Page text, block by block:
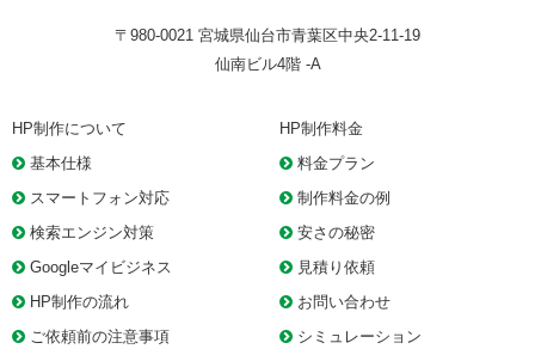
〒980-0021 宮城県仙台市青葉区中央2-11-19
仙南ビル4階 -A
HP制作について
基本仕様
スマートフォン対応
検索エンジン対策
Googleマイビジネス
HP制作の流れ
ご依頼前の注意事項
HP制作料金
料金プラン
制作料金の例
安さの秘密
見積り依頼
お問い合わせ
シミュレーション